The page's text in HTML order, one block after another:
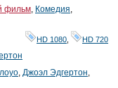
фильм, Комедия,
HD 1080 HD 720
, Джоэл Эдгертон,